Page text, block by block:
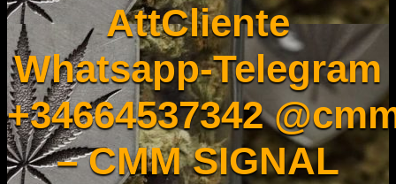
AttCliente
Whatsapp-Telegram
+34664537342
– CMM SIGNAL